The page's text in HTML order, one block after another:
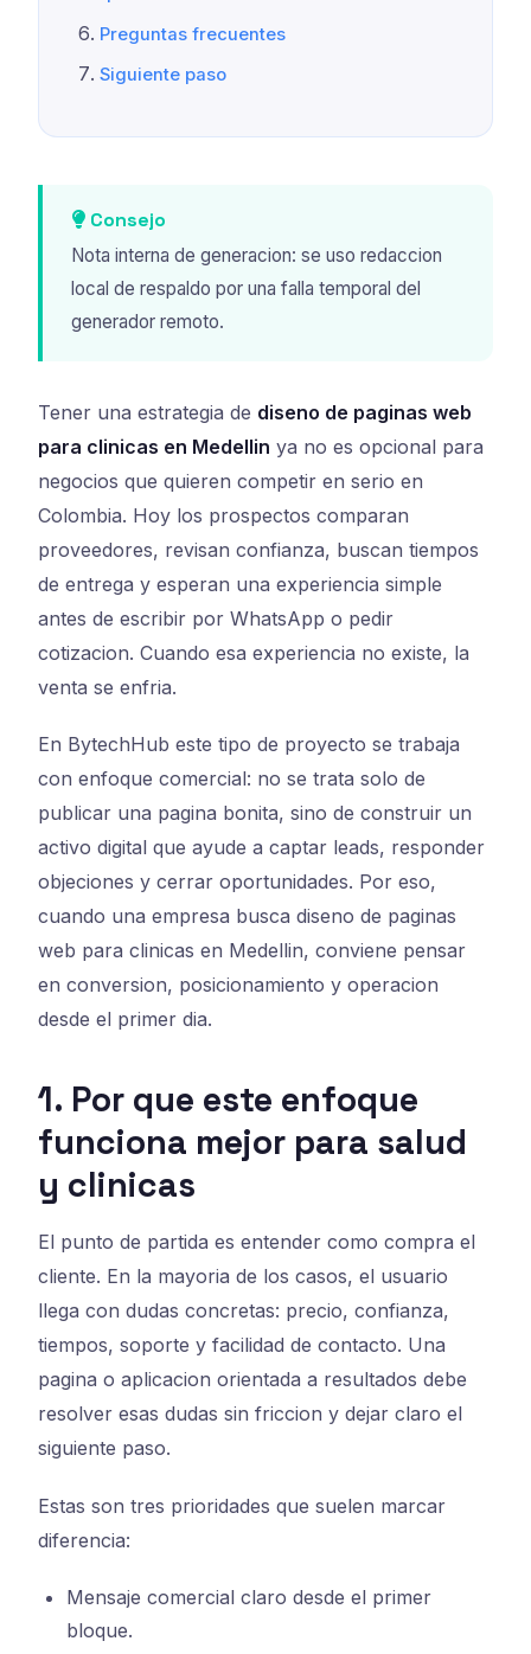
Preguntas frecuentes
Siguiente paso
Consejo
Nota interna de generacion: se uso redaccion
local de respaldo por una falla temporal del
generador remoto.
Tener una estrategia de diseno de paginas web
para clinicas en Medellin ya no es opcional para
negocios que quieren competir en serio en
Colombia. Hoy los prospectos comparan
proveedores, revisan confianza, buscan tiempos
de entrega y esperan una experiencia simple
antes de escribir por WhatsApp o pedir
cotizacion. Cuando esa experiencia no existe, la
venta se enfria.
En BytechHub este tipo de proyecto se trabaja
con enfoque comercial: no se trata solo de
publicar una pagina bonita, sino de construir un
activo digital que ayude a captar leads, responder
objeciones y cerrar oportunidades. Por eso,
cuando una empresa busca diseno de paginas
web para clinicas en Medellin, conviene pensar
en conversion, posicionamiento y operacion
desde el primer dia.
1. Por que este enfoque
funciona mejor para salud
y clinicas
El punto de partida es entender como compra el
cliente. En la mayoria de los casos, el usuario
llega con dudas concretas: precio, confianza,
tiempos, soporte y facilidad de contacto. Una
pagina o aplicacion orientada a resultados debe
resolver esas dudas sin friccion y dejar claro el
siguiente paso.
Estas son tres prioridades que suelen marcar
diferencia:
Mensaje comercial claro desde el primer
bloque.